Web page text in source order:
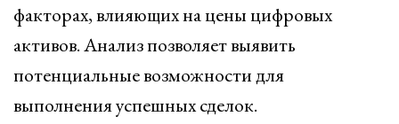
факторах, влияющих на цены цифровых
активов. Анализ позволяет выявить
потенциальные возможности для
выполнения успешных сделок.